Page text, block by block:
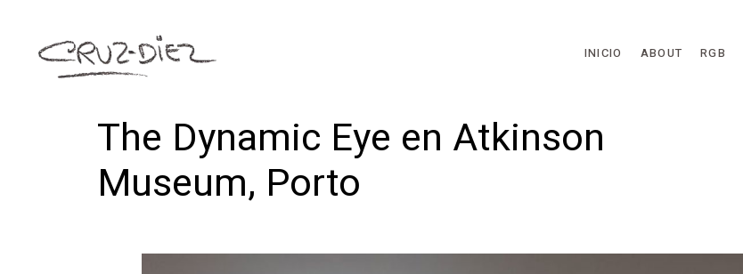
INICIO ABOUT RGB
The Dynamic Eye en Atkinson
Museum, Porto